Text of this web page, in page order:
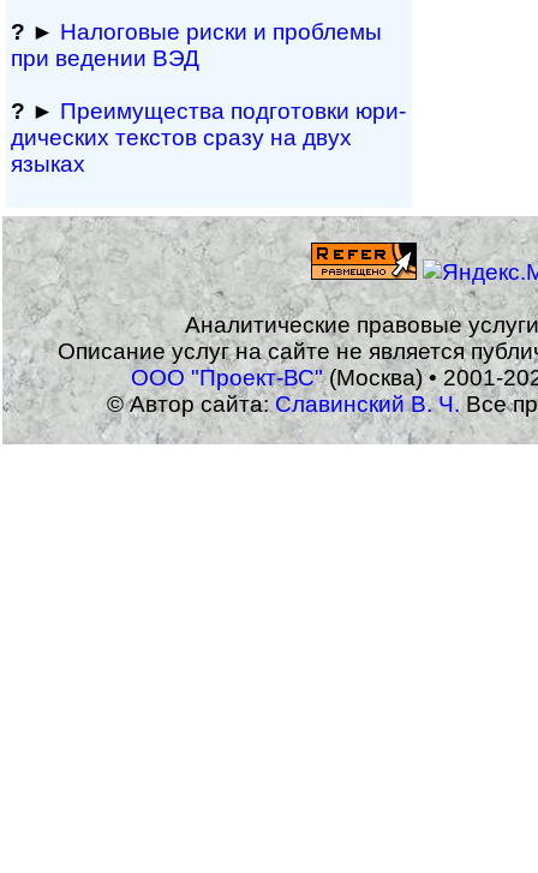
? ► Налоговые риски и проблемы
при ведении ВЭД
? ► Преимущества под­гото­вки юри­
ди­чес­ких тек­с­тов сразу на двух
языках
Аналитические правовые
Описание услуг на сайте не является
ООО "Проект-ВС"(Москва) • 2001-
© Автор сайта:Славинский В. Ч.Все